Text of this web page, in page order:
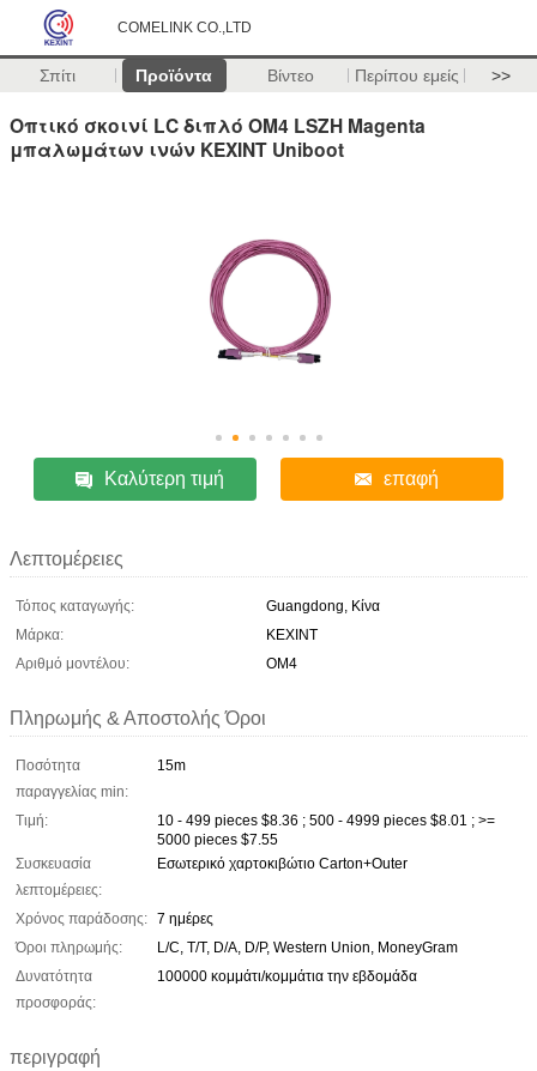
COMELINK CO.,LTD
Σπίτι Προϊόντα Βίντεο Περίπου εμείς >>
Οπτικό σκοινί LC διπλό OM4 LSZH Magenta
μπαλωμάτων ινών KEXINT Uniboot
Καλύτερη τιμή επαφή
Λεπτομέρειες
Τόπος καταγωγής:
Guangdong, Κίνα
Μάρκα:
KEXINT
Αριθμό μοντέλου:
OM4
Πληρωμής & Αποστολής Όροι
Ποσότητα
παραγγελίας min:
15m
Τιμή:
10 - 499 pieces $8.36 ; 500 - 4999 pieces $8.01 ; >=
5000 pieces $7.55
Συσκευασία
λεπτομέρειες:
Εσωτερικό χαρτοκιβώτιο Carton+Outer
Χρόνος παράδοσης: 7 ημέρες
Όροι πληρωμής:
L/C, T/T, D/A, D/P, Western Union, MoneyGram
Δυνατότητα
προσφοράς:
100000 κομμάτι/κομμάτια την εβδομάδα
περιγραφή